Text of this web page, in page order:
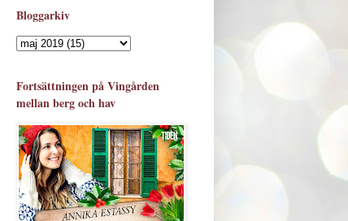
Bloggarkiv
Fortsättningen på Vingården
mellan berg och hav